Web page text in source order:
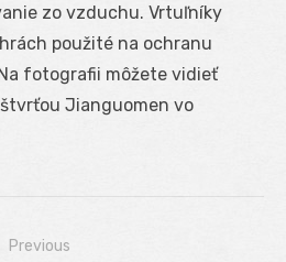
zo vzduchu. Vrtuľníky
použité na ochranu
fotografii môžete vidieť
Jianguomen vo
Previous